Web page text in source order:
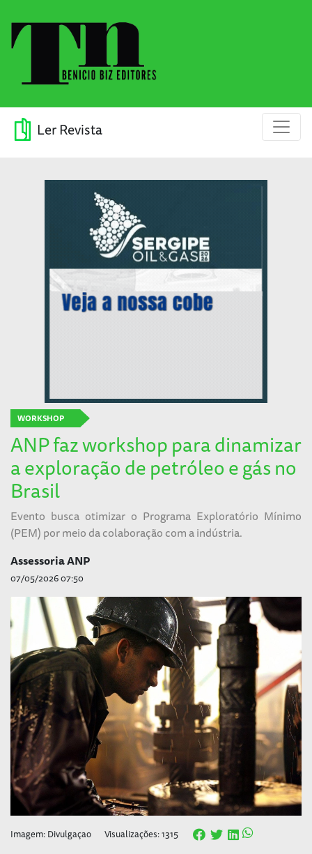
Ler Revista
WORKSHOP
ANP faz workshop para dinamizar
a exploração de petróleo e gás no
Brasil
Evento busca otimizar o Programa Exploratório Mínimo
(PEM) por meio da colaboração com a indústria.
Assessoria ANP
07/05/2026 07:50
Imagem: Divulgaçao Visualizações: 1315